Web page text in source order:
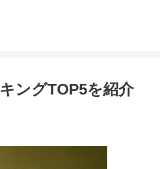
ングTOP5を紹介